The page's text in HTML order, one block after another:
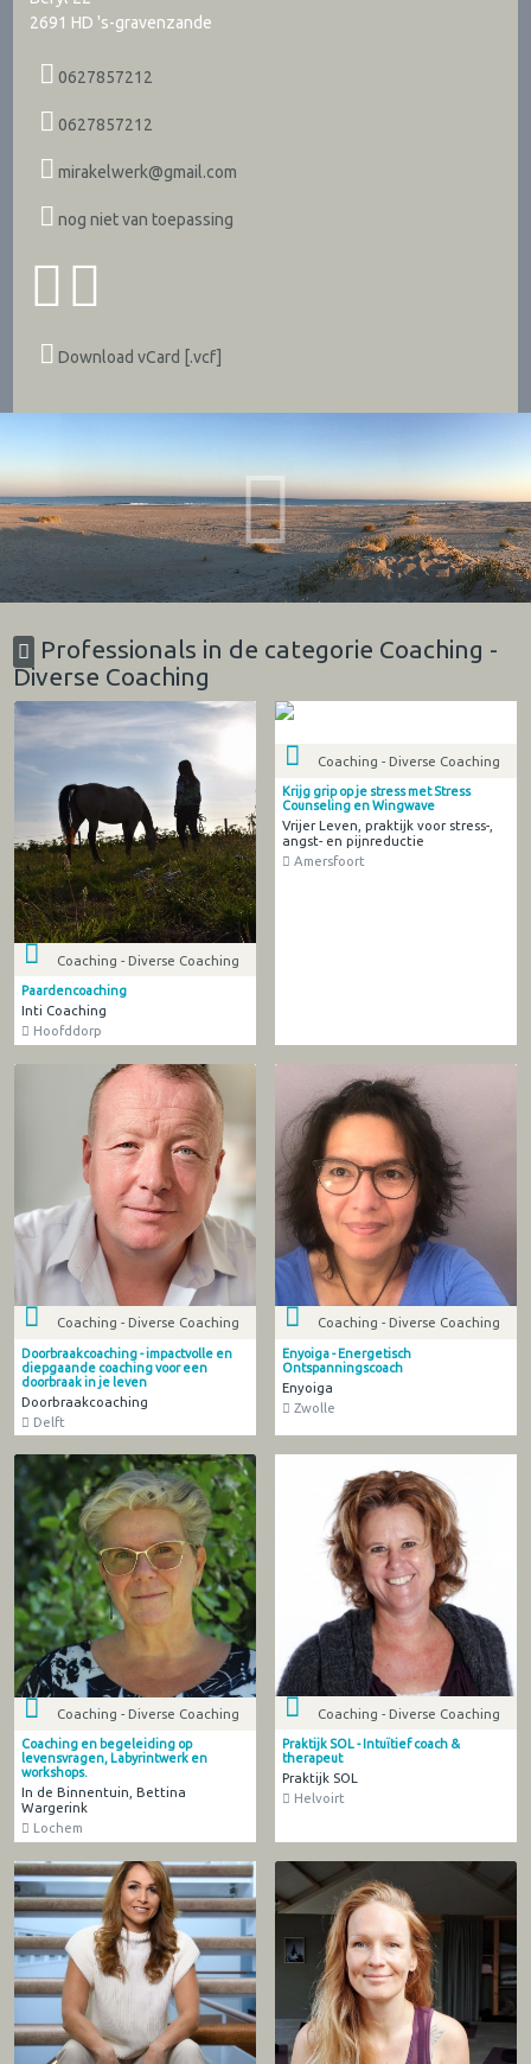
2691 HD 's-gravenzande
0627857212
0627857212
mirakelwerk@gmail.com
nog niet van toepassing
Download vCard [.vcf]
Professionals in de categorie Coaching -
Diverse Coaching
Coaching - Diverse Coaching
Paardencoaching
Inti Coaching
Hoofddorp
Coaching - Diverse Coaching
Krijg grip op je stress met Stress
Counseling en Wingwave
Vrijer Leven, praktijk voor stress-,
angst- en pijnreductie
Amersfoort
Coaching - Diverse Coaching
Doorbraakcoaching - impactvolle en
diepgaande coaching voor een
doorbraak in je leven
Doorbraakcoaching
Delft
Coaching - Diverse Coaching
Enyoiga - Energetisch
Ontspanningscoach
Enyoiga
Zwolle
Coaching - Diverse Coaching
Coaching en begeleiding op
levensvragen, Labyrintwerk en
workshops.
In de Binnentuin, Bettina
Wargerink
Lochem
Coaching - Diverse Coaching
Praktijk SOL - Intuïtief coach &
therapeut
Praktijk SOL
Helvoirt